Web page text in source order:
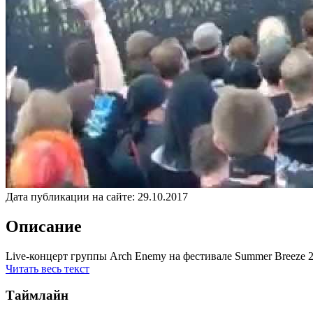
Дата публикации на сайте: 29.10.2017
Описание
Live-концерт группы Arch Enemy на фестивале Summer Breeze
Читать весь текст
Таймлайн